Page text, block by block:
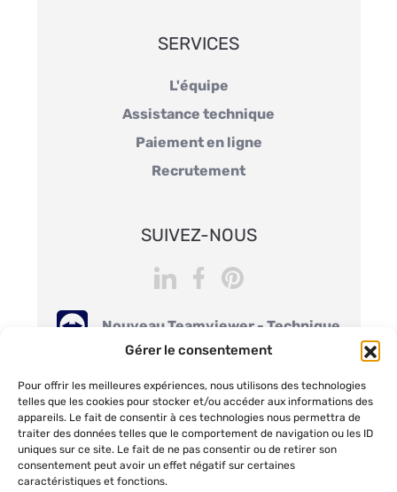
Gérer le consentement
Pour offrir les meilleures expériences, nous utilisons des technologies
telles que les cookies pour stocker et/ou accéder aux informations des
appareils. Le fait de consentir à ces technologies nous permettra de
traiter des données telles que le comportement de navigation ou les ID
uniques sur ce site. Le fait de ne pas consentir ou de retirer son
consentement peut avoir un effet négatif sur certaines
caractéristiques et fonctions.
SERVICES
L'équipe
Assistance technique
Paiement en ligne
Recrutement
SUIVEZ-NOUS
Nouveau Teamviewer - Technique
Teamviewer - Technique
Teamviewer - Démonstration